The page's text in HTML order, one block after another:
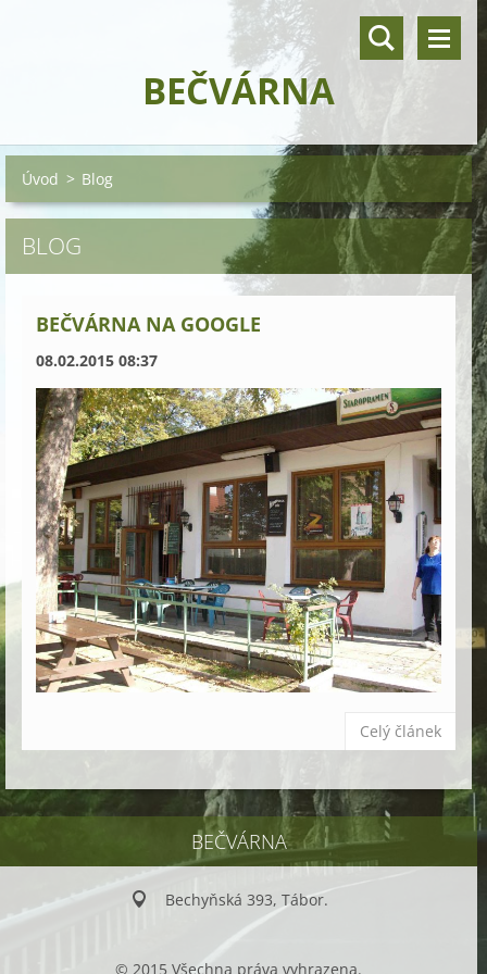
BEČVÁRNA
Úvod > Blog
BLOG
BEČVÁRNA NA GOOGLE
08.02.2015 08:37
Celý článek
BEČVÁRNA
Bechyňská 393, Tábor.
© 2015 Všechna práva vyhrazena.